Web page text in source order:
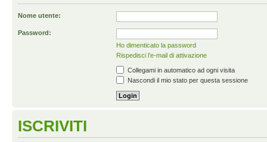
Nome utente:
Password:
Ho dimenticato la password
Rispedisci l’e-mail di attivazione
Collegami in automatico ad ogni visita
Nascondi il mio stato per questa sessione
ISCRIVITI